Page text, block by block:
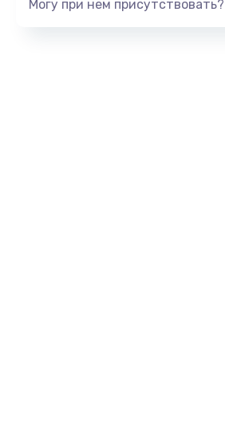
Могу при нем присутствовать?